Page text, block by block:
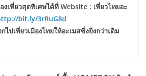
เที่ยวสุดพิเศษได้ที่ Website : เที่ยวไทยอะ
bit.ly/3rRuG8d
ไปเที่ยวเมืองไทยให้อะเมสซิ่งยิ่งกว่าเดิม